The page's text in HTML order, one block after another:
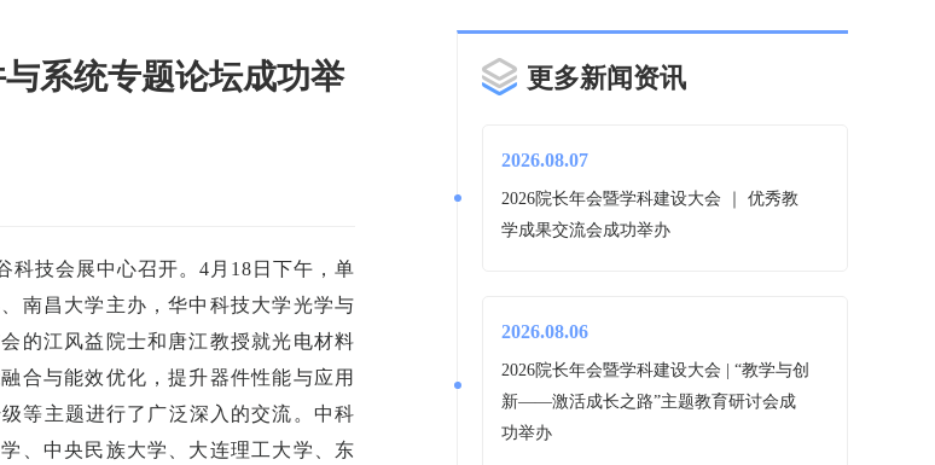
系统专题论坛成功举
科技会展中心召开。4月18日下午，单
南昌大学主办，华中科技大学光学与
的江风益院士和唐江教授就光电材料
合与能效优化，提升器件性能与应用
等主题进行了广泛深入的交流。中科
、中央民族大学、大连理工大学、东
更多新闻资讯
2026.08.07
2026院长年会暨学科建设大会 ｜ 优秀教
学成果交流会成功举办
2026.08.06
2026院长年会暨学科建设大会 | “教学与创
新——激活成长之路”主题教育研讨会成
功举办